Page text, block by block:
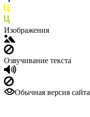
Изображения
Озвучивание текста
Обычная версия сайта